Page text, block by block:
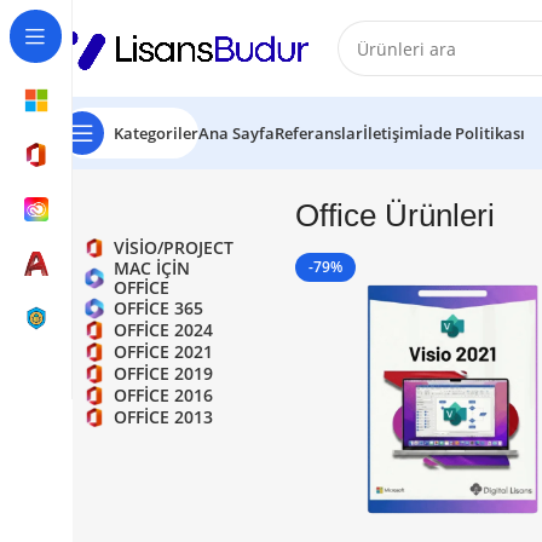
KategorilerAna SayfaReferanslarİletişimİade Politikası
VISIO/PROJECT
MAC IÇIN
OFFICE
OFFICE 365
OFFICE 2024
OFFICE 2021
OFFICE 2019
OFFICE 2016
OFFICE 2013
Office Ürünleri
-79%